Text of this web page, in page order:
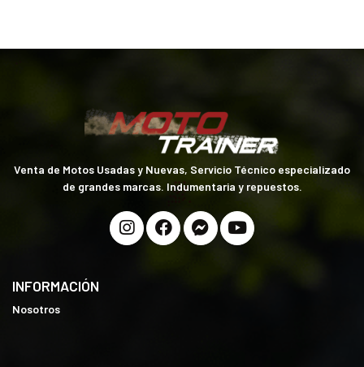
Venta de Motos Usadas y Nuevas, Servicio Técnico especializado
de grandes marcas. Indumentaria y repuestos.
INFORMACIÓN
Nosotros